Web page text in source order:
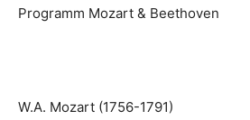
Programm Mozart & Beethoven
W.A. Mozart (1756-1791)